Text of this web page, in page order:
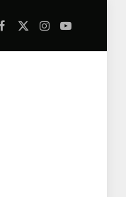
Facebook
X
Instagram
YouTube